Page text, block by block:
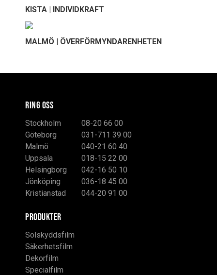
KISTA | INDIVIDKRAFT
MALMÖ | ÖVERFÖRMYNDARENHETEN
RING OSS
Stockholm
08-20 66 00
Göteborg
031-711 39 00
Malmö
040-21 60 40
Uppsala
018-15 22 00
Helsingborg
042-16 50 10
Jönköping
036-18 45 00
Kristianstad
044-20 91 00
PRODUKTER
Solskyddsfilm
Säkerhetsfilm
Dekorfilm
Specialfilm